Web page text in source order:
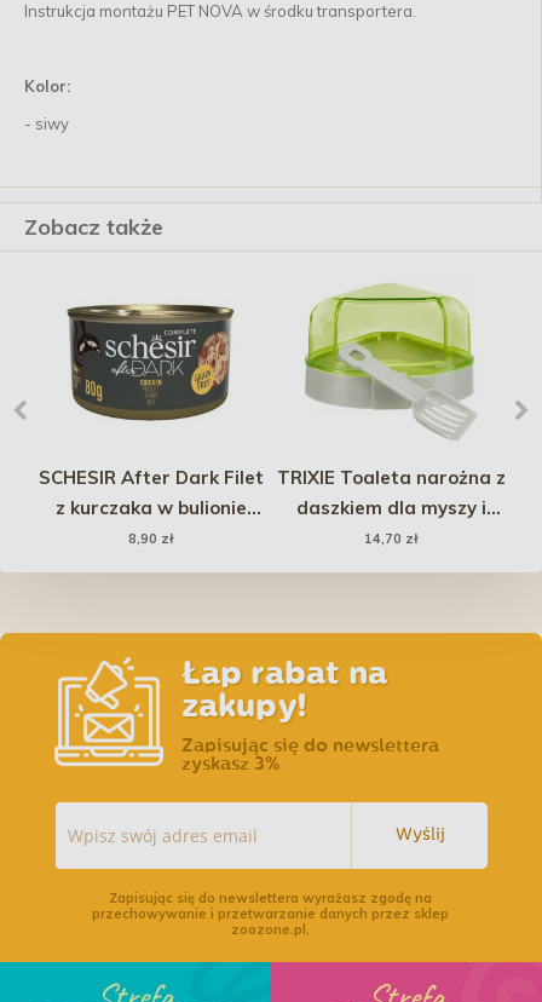
Instrukcja montażu PET NOVA w środku transportera.
Kolor:
- siwy
Zobacz także
SCHESIR After Dark Filet
z kurczaka w bulionie
80g (puszka)
8,90 zł
TRIXIE Toaleta narożna z
daszkiem dla myszy i
chomika (łopatka w
zestawie)
14,70 zł
Łap rabat na
zakupy!
Zapisując się do newslettera
zyskasz 3%
Wyślij
Zapisując się do newslettera wyrażasz zgodę na
przechowywanie i przetwarzanie danych przez sklep
zoozone.pl.